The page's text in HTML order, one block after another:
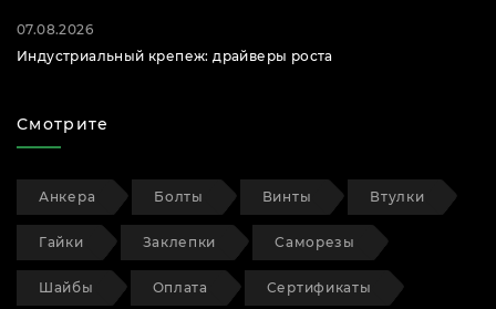
07.08.2026
Индустриальный крепеж: драйверы роста
Смотрите
Анкера Болты Винты Втулки
Гайки Заклепки Саморезы
Шайбы Оплата Сертификаты